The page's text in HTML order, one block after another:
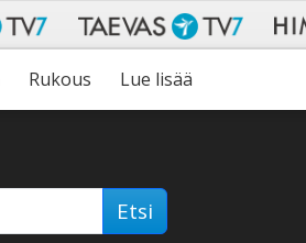
Rukous Lue lisää
Etsi